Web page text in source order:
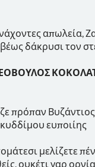
απωλεία,
δάκρυσι τον
πρόπαν
ευποιίης
μελίζετε
ουκέτι γαρ ορνία